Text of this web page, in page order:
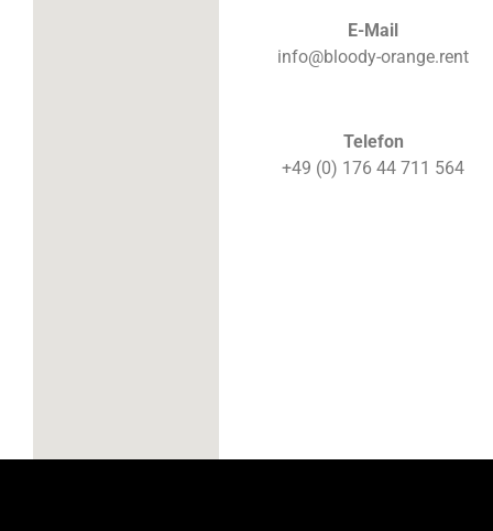
E-Mail
info@bloody-orange.rent
Telefon
+49 (0) 176 44 711 564